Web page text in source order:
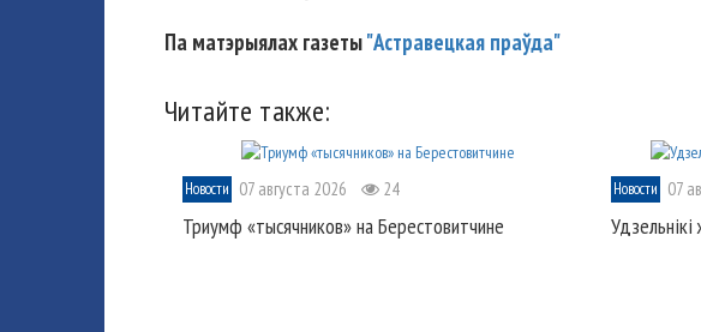
Па матэрыялах газеты"Астравецкая праўда"
Читайте также:
Новости 07 августа 2026 24
Триумф «тысячников» на Берестовитчине
Новости 07